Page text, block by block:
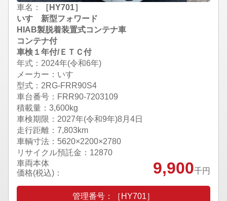
車名：
［HY701］
いすゞ新型フォワード
HIAB製脱着装置式コンテナ車
コンテナ付
車検１年付/ＥＴＣ付
年式：2024年(令和6年)
メーカー：いすゞ
型式：2RG-FRR90S4
車台番号：FRR90-7203109
積載量：3,600kg
車検期限： 2027年(令和9年)8月4日
走行距離：7,803km
車輌寸法：5620×2200×2780
リサイクル預託金：12870
車両本体
価格(税込)：
9,900千円
管理番号：［HY701］